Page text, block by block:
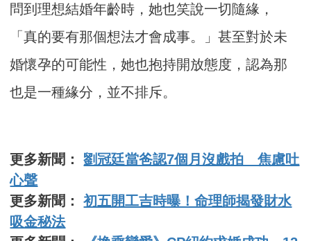
問到理想結婚年齡時，她也笑說一切隨緣，
「真的要有那個想法才會成事。」甚至對於未
婚懷孕的可能性，她也抱持開放態度，認為那
也是一種緣分，並不排斥。
更多新聞：劉冠廷當爸認7個月沒戲拍 焦慮吐
心聲
更多新聞：初五開工吉時曝！命理師揭發財水
吸金秘法